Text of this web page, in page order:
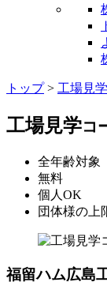
トップ > 工場見学
工場見学コ
全年齢対象
無料
個人OK
団体様の上
福留ハム広島